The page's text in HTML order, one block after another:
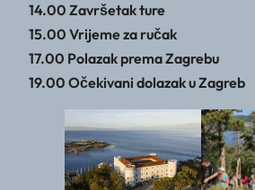
14.00 Završetak ture
15.00 Vrijeme za ručak
17.00 Polazak prema Zagrebu
19.00 Očekivani dolazak u Zagreb